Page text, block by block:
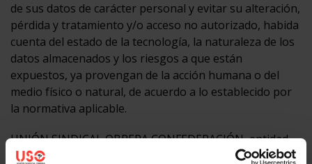
de sus datos de carácter personal y evitar su alteración,
pérdida y tratamiento y/o acceso no autorizado, habida
cuenta del estado de la tecnología, la naturaleza de los
datos almacenados y los riesgos a que están
expuestos, ya provengan de la acción humana o del
medio físico o natural, de acuerdo a lo establecido por
la normativa aplicable.
UNIÓN SINDICAL OBRERA CONFEDERACIÓN, entidad
preocupada por la privacidad, en orden a reforzar la